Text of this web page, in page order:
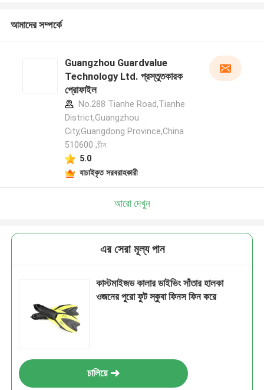
আমাদের সম্পর্কে
Guangzhou Guardvalue
Technology Ltd. প্রস্তুতকারক
প্রোফাইল
No.288 Tianhe Road,Tianhe
District,Guangzhou
City,Guangdong Province,China
510600 ,চীন
5.0
যাচাইকৃত সরবরাহকারী
আরো দেখুন
এর সেরা মূল্য পান
কাস্টমাইজড কালার ডাইভিং সাঁতার হালকা
ওজনের পুরো ফুট স্কুবা ফিনস ফিন করে
চালিয়ে